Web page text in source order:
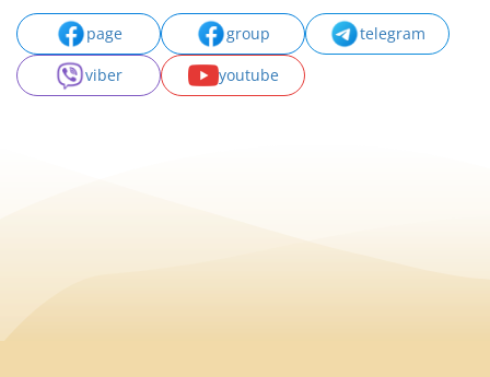
page group
telegram
viber
youtube